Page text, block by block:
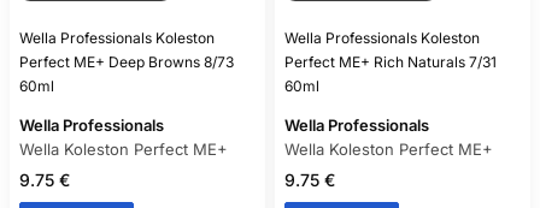
Wella Professionals Koleston
Perfect ME+ Deep Browns 8/73
60ml
Wella Professionals
Wella Koleston Perfect ME+
9.75 €
Wella Professionals Koleston
Perfect ME+ Rich Naturals 7/31
60ml
Wella Professionals
Wella Koleston Perfect ME+
9.75 €